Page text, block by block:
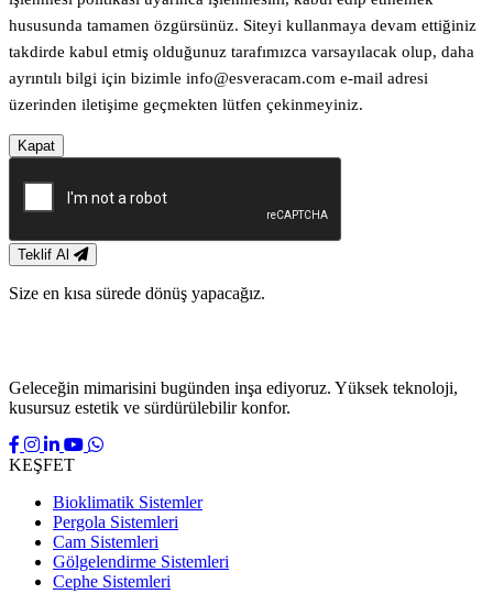
hususunda tamamen özgürsünüz. Siteyi kullanmaya devam ettiğiniz
takdirde kabul etmiş olduğunuz tarafımızca varsayılacak olup, daha
ayrıntılı bilgi için bizimle info@esveracam.com e-mail adresi
üzerinden iletişime geçmekten lütfen çekinmeyiniz.
Kapat
Teklif Al
Size en kısa sürede dönüş yapacağız.
Geleceğin mimarisini bugünden inşa ediyoruz. Yüksek teknoloji,
kusursuz estetik ve sürdürülebilir konfor.
KEŞFET
Bioklimatik Sistemler
Pergola Sistemleri
Cam Sistemleri
Gölgelendirme Sistemleri
Cephe Sistemleri